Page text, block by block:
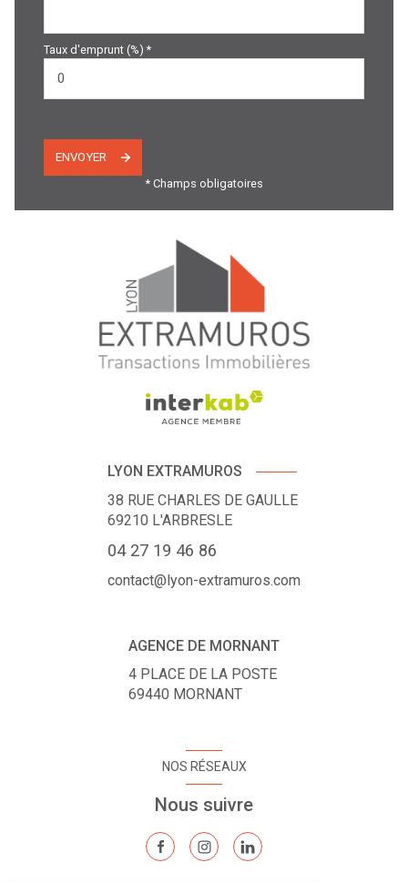
Taux d'emprunt (%) *
ENVOYER
* Champs obligatoires
LYON EXTRAMUROS
38 RUE CHARLES DE GAULLE
69210 L'ARBRESLE
04 27 19 46 86
contact@lyon-extramuros.com
AGENCE DE MORNANT
4 PLACE DE LA POSTE
69440 MORNANT
NOS RÉSEAUX
Nous suivre